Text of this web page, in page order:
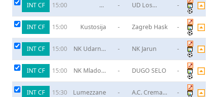
INT CF 15:00
FC
-
UD Los
-
INT CF 15:00 Kustosija - Zagreb Hask -
INT CF 15:00
NK Udarnik
- NK Jarun -
INT CF 15:00
NK Mladost
- DUGO SELO -
INT CF 15:30 Lumezzane -
A.C. Crema
-